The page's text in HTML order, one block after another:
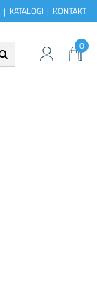
KATALOGI KONTAKT
0